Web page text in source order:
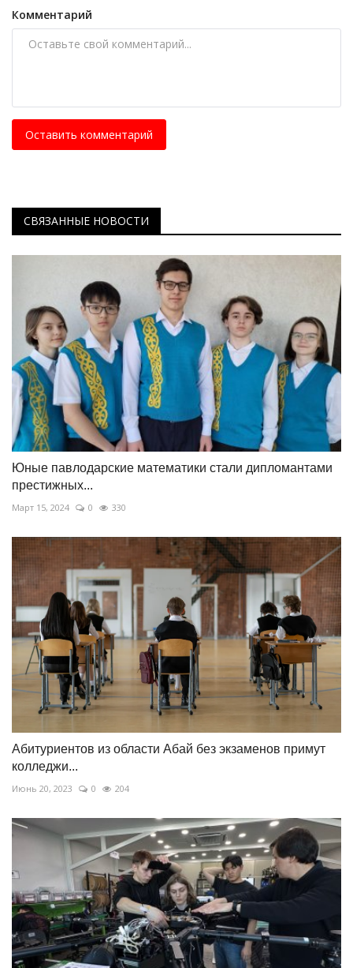
Комментарий
Оставить комментарий
СВЯЗАННЫЕ НОВОСТИ
Юные павлодарские математики стали дипломантами
престижных...
Март 15, 2024 0 330
Абитуриентов из области Абай без экзаменов примут
колледжи...
Июнь 20, 2023 0 204